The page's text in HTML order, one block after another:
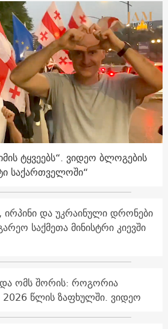
ტყვეებს“. ვიდეო ბლოგების
საქართველოში“
ირპინი და უკრაინული დრონები
საქმეთა მინისტრი კიევში
და ომს შორის: როგორია
2026 წლის ზაფხულში. ვიდეო